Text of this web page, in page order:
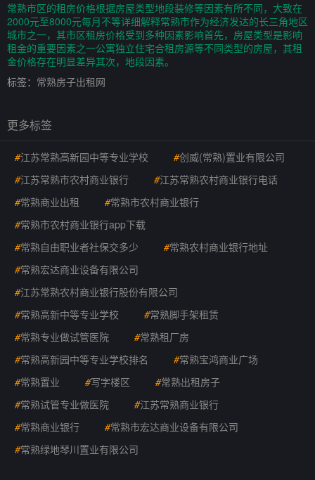
常熟市区的租房价格根据房屋类型地段装修等因素有所不同，大致在
2000元至8000元每月不等详细解释常熟市作为经济发达的长三角地区
城市之一，其市区租房价格受到多种因素影响首先，房屋类型是影响
租金的重要因素之一公寓独立住宅合租房源等不同类型的房屋，其租
金价格存在明显差异其次，地段因素。
标签： 常熟房子出租网
更多标签
#江苏常熟高新园中等专业学校 #创威(常熟)置业有限公司
#江苏常熟市农村商业银行 #江苏常熟农村商业银行电话
#常熟商业出租 #常熟市农村商业银行
#常熟市农村商业银行app下载
#常熟自由职业者社保交多少 #常熟农村商业银行地址
#常熟宏达商业设备有限公司
#江苏常熟农村商业银行股份有限公司
#常熟高新中等专业学校 #常熟脚手架租赁
#常熟专业做试管医院 #常熟租厂房
#常熟高新园中等专业学校排名 #常熟宝鸿商业广场
#常熟置业 #写字楼区 #常熟出租房子
#常熟试管专业做医院 #江苏常熟商业银行
#常熟商业银行 #常熟市宏达商业设备有限公司
#常熟绿地琴川置业有限公司